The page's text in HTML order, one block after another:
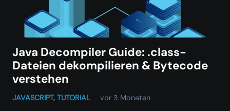
Java Decompiler Guide: .class-
Dateien dekompilieren & Bytecode
verstehen
JAVASCRIPT, TUTORIAL vor 3 Monaten